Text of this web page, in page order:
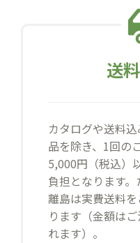
送
カタログや送料
品を除き、1回の
5,000円（税込）
負担となります
離島は実費送料
ります（金額は
れます）。